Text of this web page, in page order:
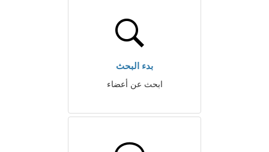
بدء البحث
ابحث عن أعضاء